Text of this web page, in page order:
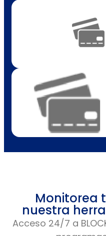
Monitorea
nuestra
Acceso 24/7 a